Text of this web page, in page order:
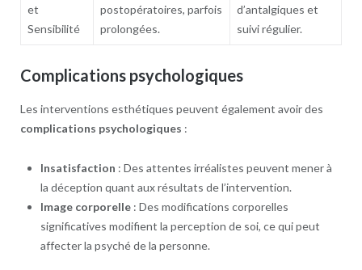
et
Sensibilité
postopératoires, parfois
prolongées.
d’antalgiques et
suivi régulier.
Complications psychologiques
Les interventions esthétiques peuvent également avoir des
complications psychologiques :
Insatisfaction : Des attentes irréalistes peuvent mener à
la déception quant aux résultats de l’intervention.
Image corporelle: Des modifications corporelles
significatives modifient la perception de soi, ce qui peut
affecter la psyché de la personne.